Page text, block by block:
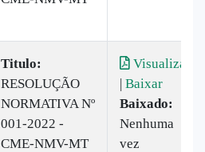
Titulo:
RESOLUÇÃO
NORMATIVA Nº
001-2022 -
CME-NMV-MT
Visualizar
| Baixar
Baixado:
Nenhuma
vez